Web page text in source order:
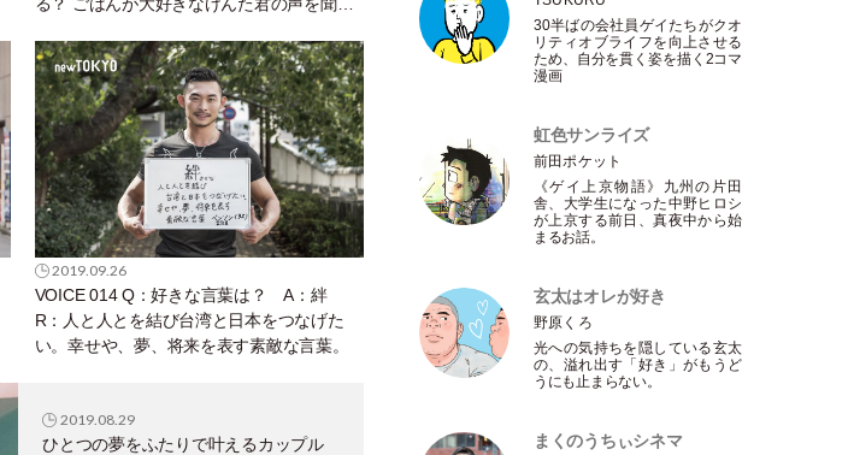
2019.09.26
VOICE 014 Q：好きな言葉は？ A：絆
R：人と人とを結び台湾と日本をつなげた
い。幸せや、夢、将来を表す素敵な言葉。
2019.08.29
ひとつの夢をふたりで叶えるカップル
30半ばの会社員ゲイたちがクオ
リティオブライフを向上させる
ため、自分を貫く姿を描く2コマ
漫画
虹色サンライズ
前田ポケット
《ゲイ上京物語》九州の片田
舎、大学生になった中野ヒロシ
が上京する前日、真夜中から始
まるお話。
玄太はオレが好き
野原くろ
光への気持ちを隠している玄太
の、溢れ出す 「好き 」がもうど
うにも止まらない。
まくのうちぃシネマ